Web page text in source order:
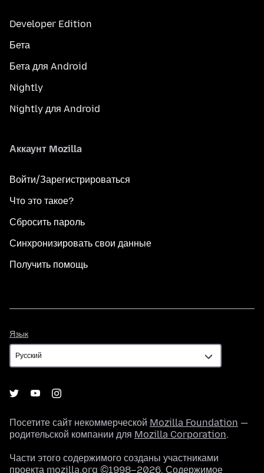
Developer Edition
Бета
Бета для Android
Nightly
Nightly для Android
Аккаунт Mozilla
Войти/Зарегистрироваться
Что это такое?
Сбросить пароль
Синхронизировать свои данные
Получить помощь
Язык
Посетите сайт некоммерческой Mozilla Foundation —
родительской компании для Mozilla Corporation.
Части этого содержимого созданы участниками
проекта mozilla.org ©1998–2026. Содержимое